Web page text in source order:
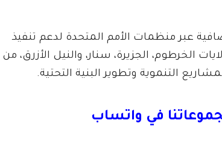
عبر منظمات الأمم المتحدة لدعم تنفيذ
الخرطوم، الجزيرة، سنار، والنيل الأزرق، من
التنموية وتطوير البنية التحتية.
في واتساب